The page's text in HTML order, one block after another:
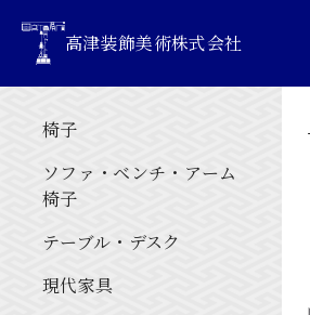
高津装飾美術株式会社
椅子
ソファ・ベンチ・アーム
椅子
テーブル・デスク
現代家具